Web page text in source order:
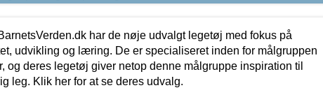
har de nøje udvalgt legetøj med fokus på
udvikling og læring. De er specialiseret inden for målgruppen
og deres legetøj giver netop denne målgruppe inspiration til
leg. Klik her for at se deres udvalg.